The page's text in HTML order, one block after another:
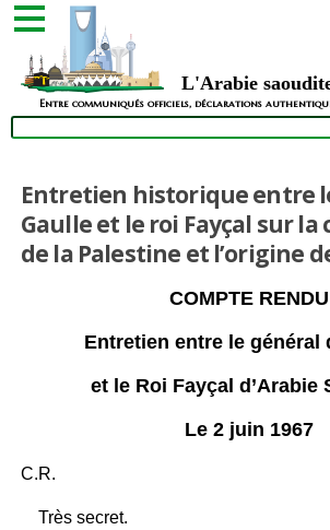
L'Arabie
Entre communiqués officiels, déclarations
Entretien historique entre
Gaulle et le roi Fayçal sur
de la Palestine et l’origine
COMPTE RENDU
Entretien entre le général
et le Roi Fayçal d’Arabie
Le 2 juin 1967
C.R.
Très secret.